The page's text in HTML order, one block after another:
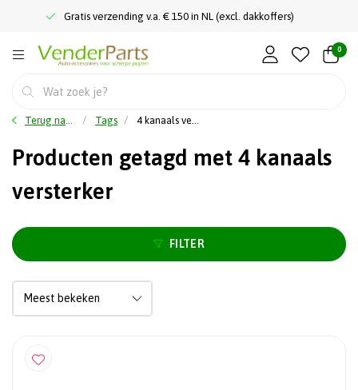
Gratis verzending v.a. € 150 in NL (excl. dakkoffers)
0
Terug naar home Tags 4 kanaals versterker
Producten getagd met 4 kanaals
versterker
FILTER